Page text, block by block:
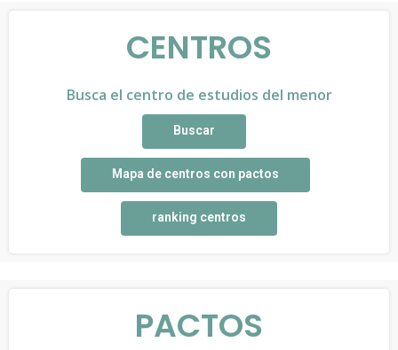
CENTROS
Busca el centro de estudios del menor
Buscar
Mapa de centros con pactos
ranking centros
PACTOS